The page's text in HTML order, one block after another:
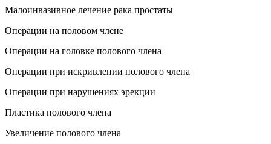
Малоинвазивное лечение рака простаты
Операции на половом члене
Операции на головке полового члена
Операции при искривлении полового члена
Операции при нарушениях эрекции
Пластика полового члена
Увеличение полового члена